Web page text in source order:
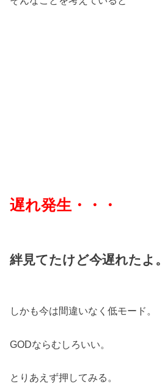
遅れ発生・・・
絆見てたけど今遅れたよ。
しかも今は間違いなく低モード。
GODならむしろいい。
とりあえず押してみる。